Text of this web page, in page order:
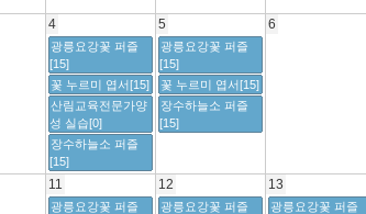
4 5 6
11 12 13
광릉요강꽃 퍼즐
[15]
광릉요강꽃 퍼즐
[15]
꽃 누르미 엽서[15] 꽃 누르미 엽서[15]
산림교육전문가양
성 실습[0]
장수하늘소 퍼즐
[15]
장수하늘소 퍼즐
[15]
광릉요강꽃 퍼즐
광릉요강꽃 퍼즐
광릉요강꽃 퍼즐